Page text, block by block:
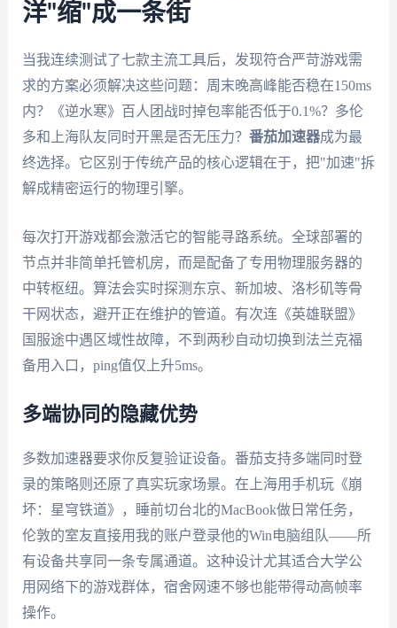
洋"缩"成一条街
当我连续测试了七款主流工具后，发现符合严苛游戏需
求的方案必须解决这些问题：周末晚高峰能否稳在150ms
内？《逆水寒》百人团战时掉包率能否低于0.1%？多伦
多和上海队友同时开黑是否无压力？ 番茄加速器成为最
终选择。它区别于传统产品的核心逻辑在于，把"加速"拆
解成精密运行的物理引擎。
每次打开游戏都会激活它的智能寻路系统。全球部署的
节点并非简单托管机房，而是配备了专用物理服务器的
中转枢纽。算法会实时探测东京、新加坡、洛杉矶等骨
干网状态，避开正在维护的管道。有次连《英雄联盟》
国服途中遇区域性故障，不到两秒自动切换到法兰克福
备用入口，ping值仅上升5ms。
多端协同的隐藏优势
多数加速器要求你反复验证设备。番茄支持多端同时登
录的策略则还原了真实玩家场景。在上海用手机玩《崩
坏：星穹铁道》，睡前切台北的MacBook做日常任务，
伦敦的室友直接用我的账户登录他的Win电脑组队——所
有设备共享同一条专属通道。这种设计尤其适合大学公
用网络下的游戏群体，宿舍网速不够也能带得动高帧率
操作。